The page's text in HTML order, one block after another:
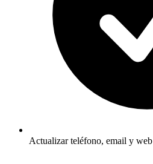
Actualizar teléfono, email y web